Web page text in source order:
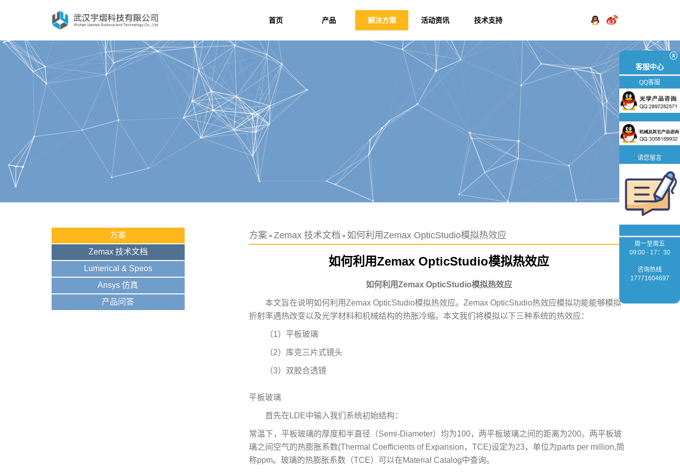
首页 产品 解决方案 活动资讯 技术支持
方案
Zemax 技术文档
Lumerical & Speos
Ansys 仿真
产品问答
方案 > Zemax 技术文档 > 如何利用Zemax OpticStudio模拟热效应
如何利用Zemax OpticStudio模拟热效应
如何利用Zemax OpticStudio模拟热效应
本文旨在说明如何利用Zemax OpticStudio模拟热效应。Zemax OpticStudio热效应模拟功能能够模拟
折射率遇热改变以及光学材料和机械结构的热胀冷缩。本文我们将模拟以下三种系统的热效应：
（1）平板玻璃
（2）库克三片式镜头
（3）双胶合透镜
平板玻璃
首先在LDE中输入我们系统初始结构：
常温下，平板玻璃的厚度和半直径（Semi-Diameter）均为100，两平板玻璃之间的距离为200。两平板玻
璃之间空气的热膨胀系数(Thermal Coefficients of Expansion，TCE)设定为23，单位为parts per million,简
称ppm。玻璃的热膨胀系数（TCE）可以在Material Catalog中查询。
ⓧ
客服中心
QQ客服
请您留言
周一至周五
09:00 - 17：30
咨询热线
17771604697